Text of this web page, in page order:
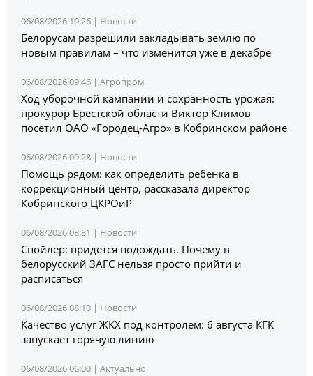
06/08/2026 10:26 | Новости
Белорусам разрешили закладывать землю по
новым правилам – что изменится уже в декабре
06/08/2026 09:46 | Агропром
Ход уборочной кампании и сохранность урожая:
прокурор Брестской области Виктор Климов
посетил ОАО «Городец-Агро» в Кобринском районе
06/08/2026 09:28 | Новости
Помощь рядом: как определить ребенка в
коррекционный центр, рассказала директор
Кобринского ЦКРОиР
06/08/2026 08:31 | Новости
Спойлер: придется подождать. Почему в
белорусский ЗАГС нельзя просто прийти и
расписаться
06/08/2026 08:10 | Новости
Качество услуг ЖКХ под контролем: 6 августа КГК
запускает горячую линию
06/08/2026 06:00 | Актуально